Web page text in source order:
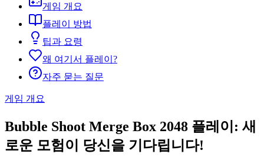
게임 개요
플레이 방법
팁과 요령
왜 여기서 플레이?
자주 묻는 질문
게임 개요
Bubble Shoot Merge Box 2048 플레이: 새
로운 모험이 당신을 기다립니다!